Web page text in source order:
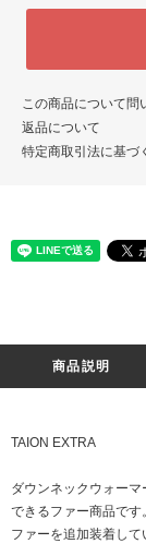
この商品について問
返品について
特定商取引法に基づ
商品説明
TAION EXTRA
ダウンネックウォー
できるファー商品です。
ファーを追加装着し